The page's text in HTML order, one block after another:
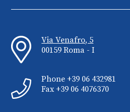
Via Venafro, 5
00159 Roma - I
Phone +39 06 432981
Fax +39 06 4076370